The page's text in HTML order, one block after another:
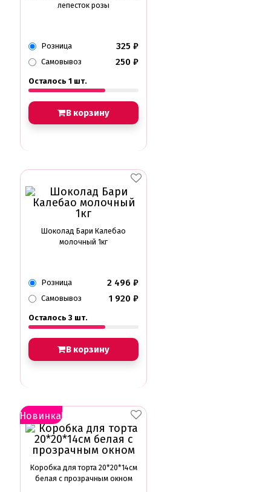
лепесток розы
Розница 325 ₽
Самовывоз 250 ₽
Осталось 1 шт.
В корзину
Шоколад Бари Калебао
молочный 1кг
Розница 2 496 ₽
Самовывоз 1 920 ₽
Осталось 3 шт.
В корзину
Новинка!
Коробка для торта 20*20*14см
белая с прозрачным окном